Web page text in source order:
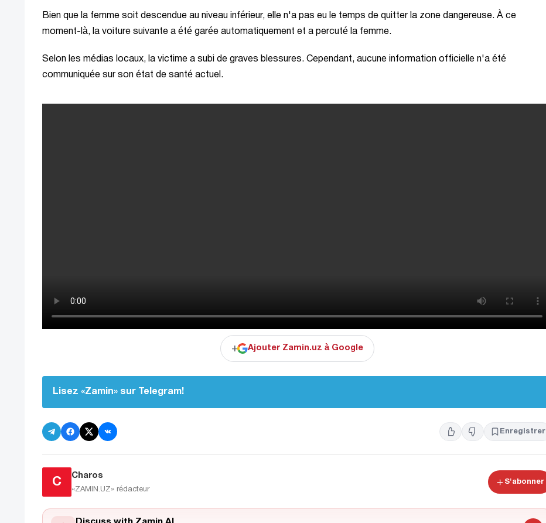
Bien que la femme soit descendue au niveau inférieur, elle n'a pas eu le temps de quitter la zone dangereuse. À ce
moment-là, la voiture suivante a été garée automatiquement et a percuté la femme.
Selon les médias locaux, la victime a subi de graves blessures. Cependant, aucune information officielle n'a été
communiquée sur son état de santé actuel.
+ Ajouter Zamin.uz à Google
Lisez «Zamin» sur Telegram!
Enregistrer
C
Charos
«ZAMIN.UZ» rédacteur
S'abonner